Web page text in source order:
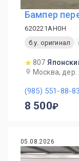
Бампер
620221AH0H
б.у. оригинал
807
Москва, дер.
(985) 551-88-83
8 500
05.08.2026